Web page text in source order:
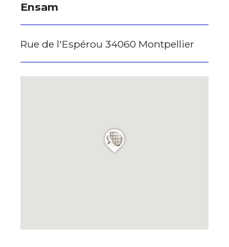
Ensam
Rue de l'Espérou 34060 Montpellier